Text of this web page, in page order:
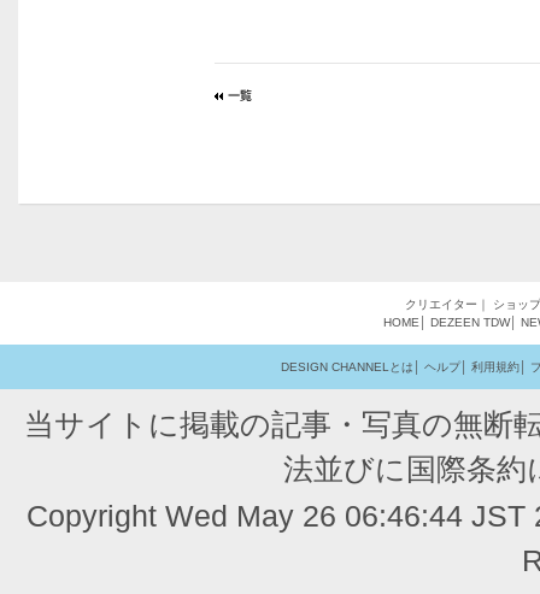
クリエイター ｜ ショップ
HOME
DEZEEN TDW│
DESIGN CHANNELとは ヘルプ│ 利用規約│
当サイトに掲載の記事・写真の無断
法並びに国際条
Copyright Wed May 26 06:46:44